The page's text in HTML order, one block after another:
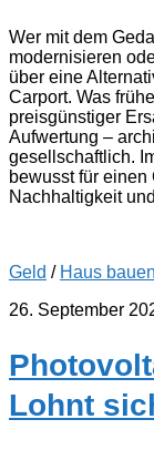
Wer mit dem
modernisieren
über eine
Carport. Was
preisgünstiger
Aufwertung –
gesellschaftlich.
bewusst für einen
Nachhaltigkeit
Geld / Haus
26. September
Lohnt